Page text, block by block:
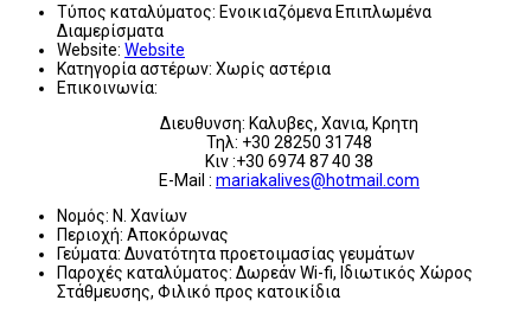
Τύπος καταλύματος: Ενοικιαζόμενα Επιπλωμένα
Διαμερίσματα
Website: Website
Κατηγορία αστέρων: Χωρίς αστέρια
Επικοινωνία:
Διευθυνση: Καλυβες, Χανια, Κρητη
Τηλ: +30 28250 31748
Κιν :+30 6974 87 40 38
E-Mail : mariakalives@hotmail.com
Νομός: Ν. Χανίων
Περιοχή: Αποκόρωνας
Γεύματα: Δυνατότητα προετοιμασίας γευμάτων
Παροχές καταλύματος: Δωρεάν Wi-fi, Ιδιωτικός Χώρος
Στάθμευσης, Φιλικό προς κατοικίδια